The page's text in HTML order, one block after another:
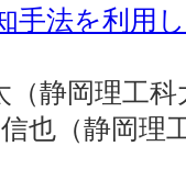
手法を利用
工科大学
也（静岡理